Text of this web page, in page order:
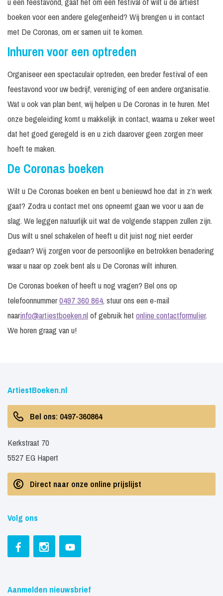
boeken voor een andere gelegenheid? Wij brengen u in contact
met De Coronas, om er samen uit te komen.
Inhuren voor een optreden
Organiseer een spectaculair optreden, een breder festival of een
feestavond voor uw bedrijf, vereniging of een andere organisatie.
Wat u ook van plan bent, wij helpen u De Coronas in te huren. Met
onze begeleiding komt u makkelijk in contact, waarna u zeker weet
dat het goed geregeld is en u zich daarover geen zorgen meer
hoeft te maken.
De Coronas boeken
Wilt u De Coronas boeken en bent u benieuwd hoe dat in z’n werk
gaat? Zodra u contact met ons opneemt gaan we voor u aan de
slag. We leggen natuurlijk uit wat de volgende stappen zullen zijn.
Dus wilt u snel schakelen of heeft u dit juist nog niet eerder
gedaan? Wij zorgen voor de persoonlijke en betrokken benadering
waar u naar op zoek bent als u De Coronas wilt inhuren.
De Coronas boeken of heeft u nog vragen? Bel ons op
telefoonnummer0497 360 864, stuur ons een e-mail
naarinfo@artiestboeken.nlof gebruik het online contactformulier.
We horen graag van u!
ArtiestBoeken.nl
Bel ons: 0497-360864
Kerkstraat 70
5527 EG Hapert
Direct naar onze online prijslijst
Volg ons
Aanmelden nieuwsbrief